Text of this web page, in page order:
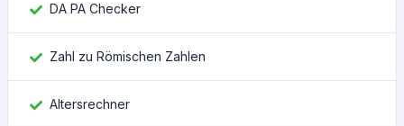
DA PA Checker
Zahl zu Römischen Zahlen
Altersrechner